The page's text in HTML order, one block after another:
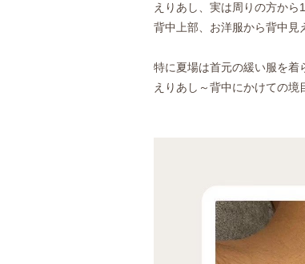
えりあし、実は周りの方から
背中上部、お洋服から背中見
特に夏場は首元の緩い服を着
えりあし～背中にかけての境